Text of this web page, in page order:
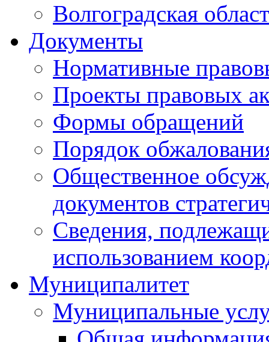
Волгоградская
Документы
Нормативные
Проекты правовых
Формы обращений
Порядок
Общественное
документов
Сведения,
использованием
Муниципалитет
Муниципальные